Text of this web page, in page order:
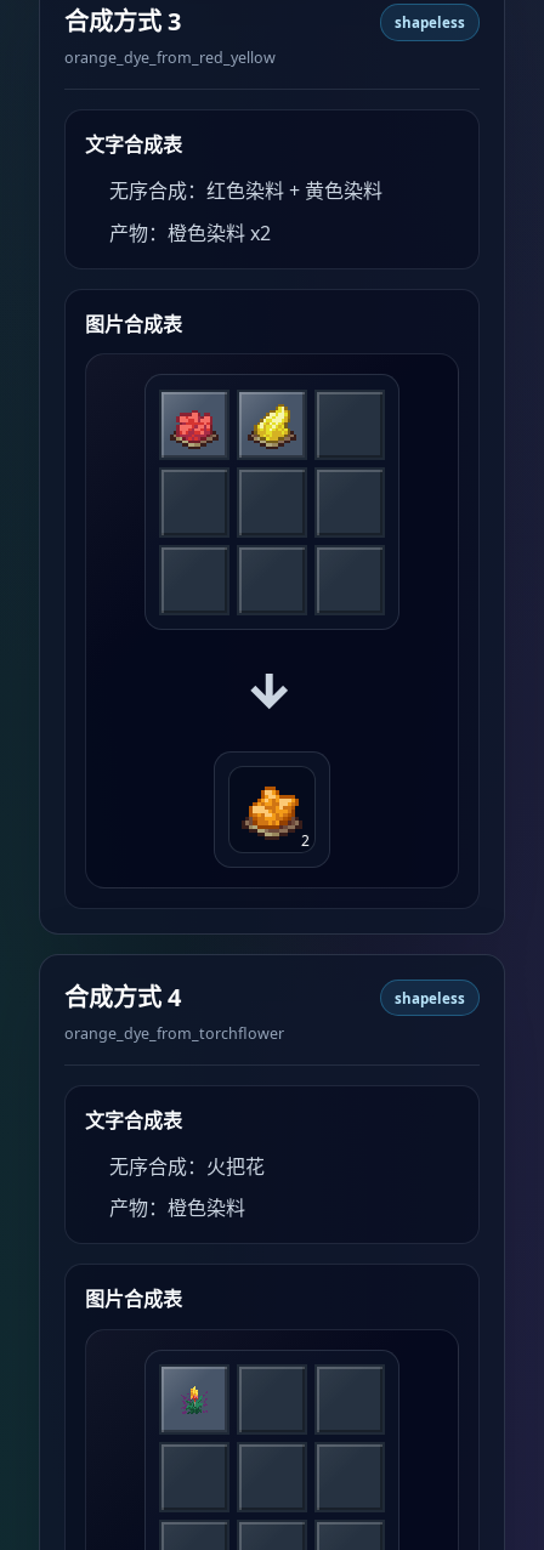
合成方式 3
orange_dye_from_red_yellow
shapeless
文字合成表
无序合成：红色染料 + 黄色染料
产物：橙色染料 x2
图片合成表
→
2
合成方式 4
orange_dye_from_torchflower
shapeless
文字合成表
无序合成：火把花
产物：橙色染料
图片合成表